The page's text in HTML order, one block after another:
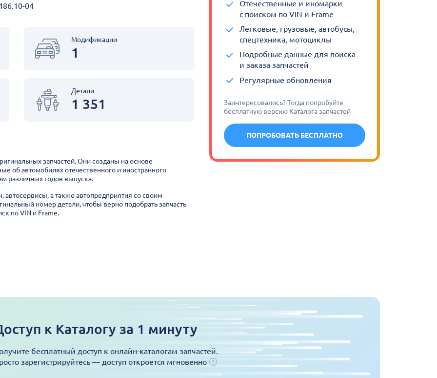
04
Модификации
1
Детали
1 351
запчастей. Они созданы на основе
об автомобилях отечественного и иностранного
различных годов выпуска.
автосервисы, а также автопредприятия со своим
номер детали, чтобы верно подобрать запчасть
по VIN и Frame.
Отечественные и иномарки
с поиском по VIN и Frame
Легковые, грузовые, автобусы,
спецтехника, мотоциклы
Подробные данные для поиска
и заказа запчастей
Регулярные обновления
Заинтересовались? Тогда попробуйте
бесплатную версию Каталога запчастей
ПОПРОБОВАТЬ БЕСПЛАТНО
к Каталогу за 1 минуту
бесплатный доступ к онлайн-каталогам запчастей.
зарегистрируйтесь — доступ откроется мгновенно